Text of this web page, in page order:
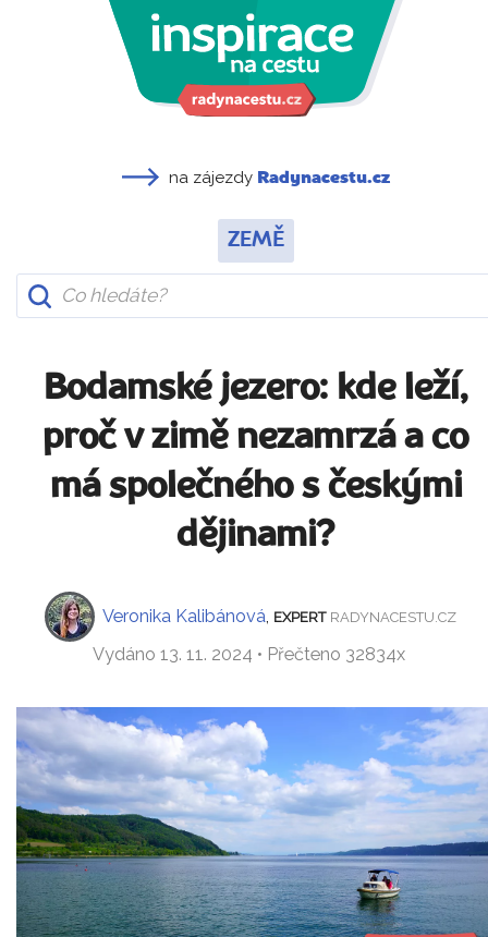
na zájezdy Radynacestu.cz
ZEMĚ
Bodamské jezero: kde leží,
proč v zimě nezamrzá a co
má společného s českými
dějinami?
Veronika Kalibánová EXPERT RADYNACESTU.CZ
Vydáno 13. 11. 2024 • Přečteno 32834x